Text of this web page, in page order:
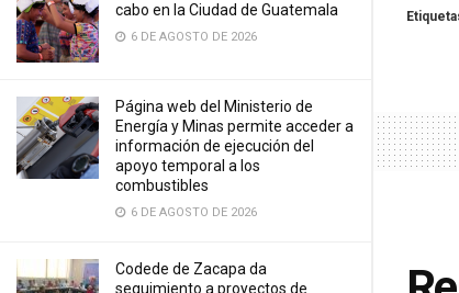
cabo en la Ciudad de Guatemala
6 DE AGOSTO DE 2026
Página web del Ministerio de
Energía y Minas permite acceder a
información de ejecución del
apoyo temporal a los
combustibles
6 DE AGOSTO DE 2026
Codede de Zacapa da
seguimiento a proyectos de